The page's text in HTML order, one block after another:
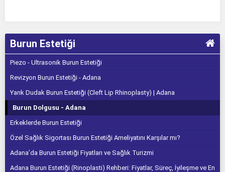
Burun Estetiği
Piezo - Ultrasonik Burun Estetiği
Revizyon Burun Estetiği - Adana
Yarık Dudak Burun Estetiği (Cleft Lip Rhinoplasty) | Adana
Burun Dolgusu - Adana
Erkeklerde Burun Estetiği
Özel Sağlık Sigortası Burun Estetiği Ameliyatını Karşılar mı?
Adana’da Burun Estetiği Fiyatları ve Sağlık Turizmi
Adana Burun Estetiği (Rinoplasti) Rehberi: Fiyatlar, Süreç, İyileşme ve En